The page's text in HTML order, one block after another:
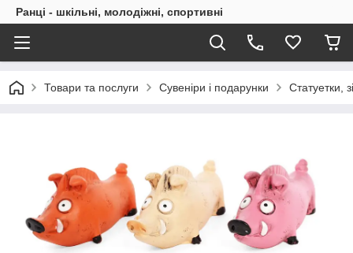
Ранці - шкільні, молодіжні, спортивні
Товари та послуги Сувеніри і подарунки Статуетки,